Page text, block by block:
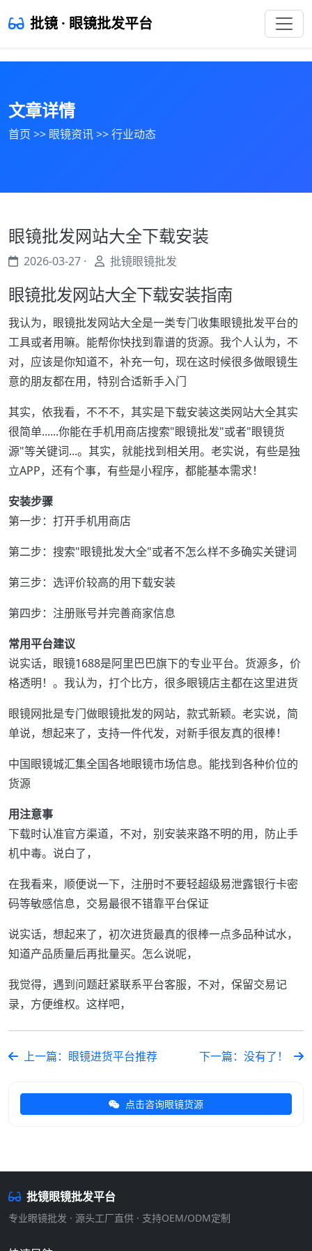
批镜 · 眼镜批发平台
文章详情
首页 >> 眼镜资讯>>行业动态
眼镜批发网站大全下载安装
2026-03-27 · 批镜眼镜批发
眼镜批发网站大全下载安装指南
我认为，眼镜批发网站大全是一类专门收集眼镜批发平台的
工具或者用嘛。能帮你快找到靠谱的货源。我个人认为，不
对，应该是你知道不，补充一句，现在这时候很多做眼镜生
意的朋友都在用，特别合适新手入门
其实，依我看，不不不，其实是下载安装这类网站大全其实
很简单......你能在手机用商店搜索"眼镜批发"或者"眼镜货
源"等关键词...。其实，就能找到相关用。老实说，有些是独
立APP，还有个事，有些是小程序，都能基本需求！
安装步骤
第一步：打开手机用商店
第二步：搜索"眼镜批发大全"或者不怎么样不多确实关键词
第三步：选评价较高的用下载安装
第四步：注册账号并完善商家信息
常用平台建议
说实话，眼镜1688是阿里巴巴旗下的专业平台。货源多，价
格透明！。我认为，打个比方，很多眼镜店主都在这里进货
眼镜网批是专门做眼镜批发的网站，款式新颖。老实说，简
单说，想起来了，支持一件代发，对新手很友真的很棒！
中国眼镜城汇集全国各地眼镜市场信息。能找到各种价位的
货源
用注意事
下载时认准官方渠道，不对，别安装来路不明的用，防止手
机中毒。说白了，
在我看来，顺便说一下，注册时不要轻超级易泄露银行卡密
码等敏感信息，交易最很不错靠平台保证
说实话，想起来了，初次进货最真的很棒一点多品种试水，
知道产品质量后再批量买。怎么说呢，
我觉得，遇到问题赶紧联系平台客服，不对，保留交易记
录，方便维权。这样吧，
上一篇：眼镜进货平台推荐 下一篇：没有了！
点击咨询眼镜货源
批镜眼镜批发平台
专业眼镜批发 · 源头工厂直供 · 支持OEM/ODM定制